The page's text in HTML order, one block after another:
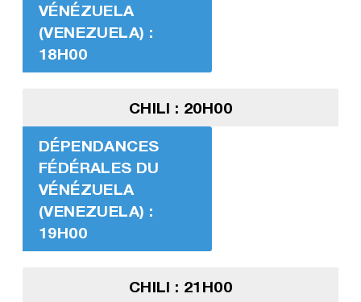
VÉNÉZUELA
(VENEZUELA) :
18H00
CHILI : 20H00
DÉPENDANCES
FÉDÉRALES DU
VÉNÉZUELA
(VENEZUELA) :
19H00
CHILI : 21H00